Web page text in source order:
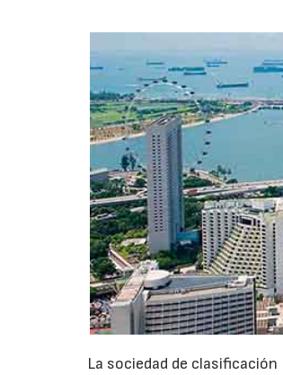
La sociedad de